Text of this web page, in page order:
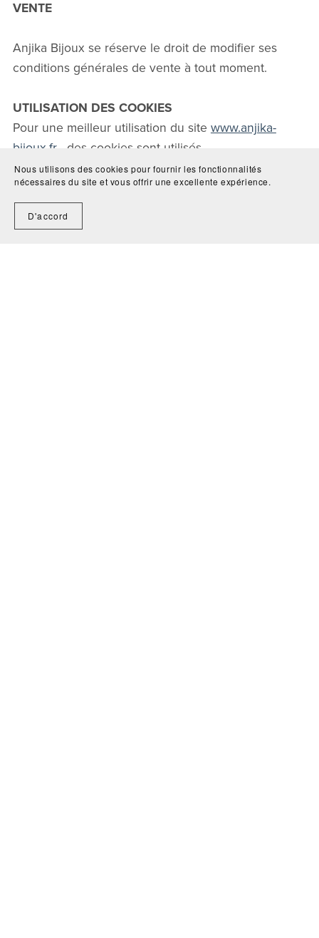
VENTE
Anjika Bijoux se réserve le droit de modifier ses
conditions générales de vente à tout moment.
UTILISATION DES COOKIES
Pour une meilleur utilisation du site www.anjika-
bijoux.fr, des cookies sont utilisés.
Les informations récoltés sont protégées.
Nous utilisons des cookies pour fournir les fonctionnalités
nécessaires du site et vous offrir une excellente expérience.
D'accord